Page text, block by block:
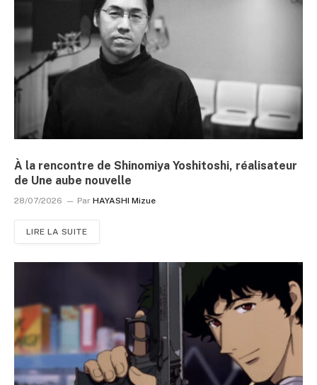
À la rencontre de Shinomiya Yoshitoshi, réalisateur
de Une aube nouvelle
28/07/2026 Par HAYASHI Mizue
LIRE LA SUITE